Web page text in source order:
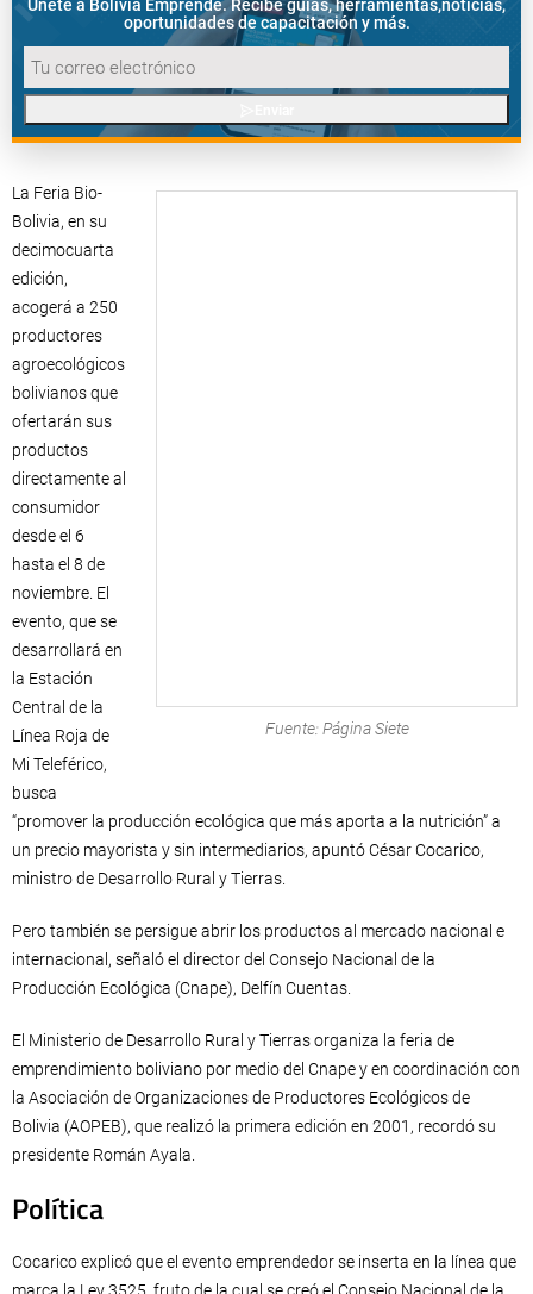
Únete a Bolivia Emprende. Recibe guías, herramientas,noticias,
oportunidades de capacitación y más.
Fuente: Página Siete
La Feria Bio-
Bolivia, en su
decimocuarta
edición,
acogerá a 250
productores
agroecológicos
bolivianos que
ofertarán sus
productos
directamente al
consumidor
desde el 6
hasta el 8 de
noviembre. El
evento, que se
desarrollará en
la Estación
Central de la
Línea Roja de
Mi Teleférico,
busca
“promover la producción ecológica que más aporta a la nutrición” a
un precio mayorista y sin intermediarios, apuntó César Cocarico,
ministro de Desarrollo Rural y Tierras.
Pero también se persigue abrir los productos al mercado nacional e
internacional, señaló el director del Consejo Nacional de la
Producción Ecológica (Cnape), Delfín Cuentas.
El Ministerio de Desarrollo Rural y Tierras organiza la feria de
emprendimiento boliviano por medio del Cnape y en coordinación con
la Asociación de Organizaciones de Productores Ecológicos de
Bolivia (AOPEB), que realizó la primera edición en 2001, recordó su
presidente Román Ayala.
Política
Cocarico explicó que el evento emprendedor se inserta en la línea que